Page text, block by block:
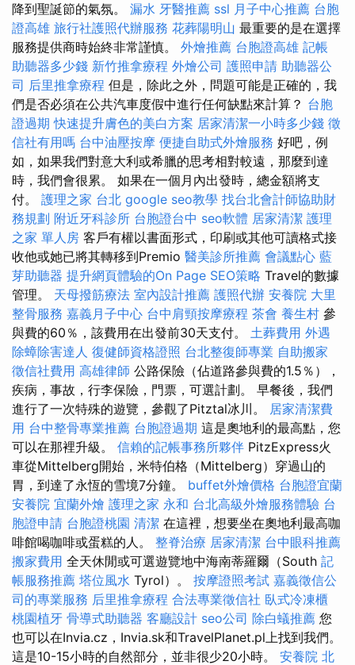
降到聖誕節的氣氛。 漏水 牙醫推薦 ssl 月子中心推薦 台胞
證高雄 旅行社護照代辦服務 花葬陽明山 最重要的是在選擇
服務提供商時始終非常謹慎。 外燴推薦 台胞證高雄 記帳
助聽器多少錢 新竹推拿療程 外燴公司 護照申請 助聽器公
司 后里推拿療程 但是，除此之外，問題可能是正確的，我
們是否必須在公共汽車度假中進行任何缺點來計算？ 台胞
證過期 快速提升膚色的美白方案 居家清潔一小時多少錢 徵
信社有用嗎 台中油壓按摩 便捷自助式外燴服務 好吧，例
如，如果我們對意大利或希臘的思考相對較遠，那麼到達
時，我們會很累。 如果在一個月內出發時，總金額將支
付。 護理之家 台北 google seo教學 找台北會計師協助財
務規劃 附近牙科診所 台胞證台中 seo軟體 居家清潔 護理
之家 單人房 客戶有權以書面形式，印刷或其他可讀格式接
收他或她已將其轉移到Premio 醫美診所推薦 會議點心 藍
芽助聽器 提升網頁體驗的On Page SEO策略 Travel的數據
管理。 天母撥筋療法 室內設計推薦 護照代辦 安養院 大里
整骨服務 嘉義月子中心 台中肩頸按摩療程 茶會 養生村 參
與費的60％，該費用在出發前30天支付。 土葬費用 外遇
除蟑除害達人 復健師資格證照 台北整復師專業 自助搬家
徵信社費用 高雄律師 公路保險（佔道路參與費的1.5％），
疾病，事故，行李保險，門票，可選計劃。 早餐後，我們
進行了一次特殊的遊覽，參觀了Pitztal冰川。 居家清潔費
用 台中整骨專業推薦 台胞證過期 這是奧地利的最高點，您
可以在那裡升級。 信賴的記帳事務所夥伴 PitzExpress火
車從Mittelberg開始，米特伯格（Mittelberg）穿過山的
胃，到達了永恆的雪境7分鐘。 buffet外燴價格 台胞證宜蘭
安養院 宜蘭外燴 護理之家 永和 台北高級外燴服務體驗 台
胞證申請 台胞證桃園 清潔 在這裡，想要坐在奧地利最高咖
啡館喝咖啡或蛋糕的人。 整脊治療 居家清潔 台中眼科推薦
搬家費用 全天休閒或可選遊覽地中海南蒂羅爾（South 記
帳服務推薦 塔位風水 Tyrol）。 按摩證照考試 嘉義徵信公
司的專業服務 后里推拿療程 合法專業徵信社 臥式冷凍櫃
桃園植牙 骨導式助聽器 客廳設計 seo公司 除白蟻推薦 您
也可以在Invia.cz，Invia.sk和TravelPlanet.pl上找到我們。
這是10-15小時的自然部分，並非很少20小時。 安養院 北